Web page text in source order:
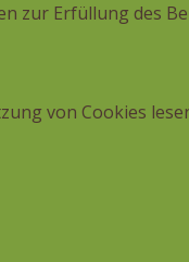
zur Erfüllung des
von Cookies